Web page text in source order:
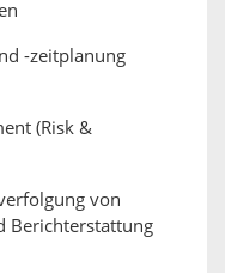
-zeitplanung
(Risk &
von
Berichterstattung